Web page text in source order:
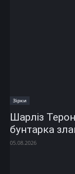
Зірки
Шарліз
бунтарка
05.08.2026